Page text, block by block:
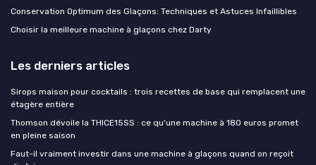
Conservation Optimum des Glaçons: Techniques et Astuces Infaillibles
Choisir la meilleure machine à glaçons chez Darty
Les derniers articles
Sirops maison pour cocktails : trois recettes de base qui remplacent une
étagère entière
Thomson dévoile la THICE15SS : ce qu'une machine à 180 euros promet
en pleine saison
Faut-il vraiment investir dans une machine à glaçons quand on reçoit